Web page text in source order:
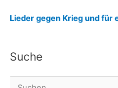
Lieder gegen Krieg und für
Suche